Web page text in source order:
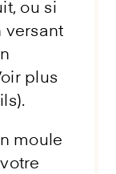
ou si
versant
plus
moule